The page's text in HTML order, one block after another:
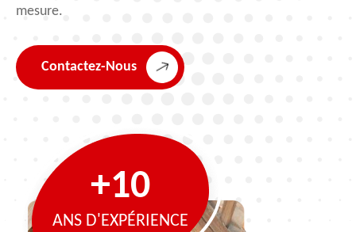
mesure.
Contactez-Nous
+10
ANS D'EXPÉRIENCE